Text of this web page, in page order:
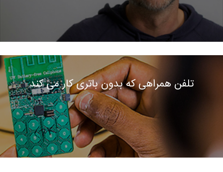
تلفن همراهی که بدون باتری کار می کند